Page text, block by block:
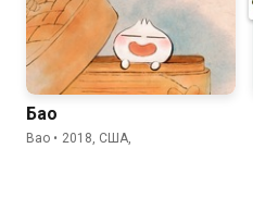
Бао
Bao • 2018, США,